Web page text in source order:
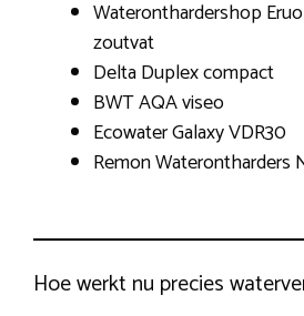
Wateronthardershop
zoutvat
Delta Duplex compact
BWT AQA viseo
Ecowater Galaxy VDR30
Remon Waterontharders
Hoe werkt nu precies